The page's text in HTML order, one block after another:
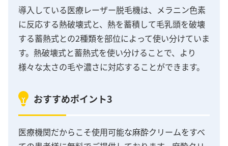
導入している医療レーザー脱毛機は、メラニン色素
に反応する熱破壊式と、熱を蓄積して毛乳頭を破壊
する蓄熱式との2種類を部位によって使い分けていま
す。熱破壊式と蓄熱式を使い分けることで、より
様々な太さの毛や濃さに対応することができます。
おすすめポイント3
医療機関だからこそ使用可能な麻酔クリームをすべ